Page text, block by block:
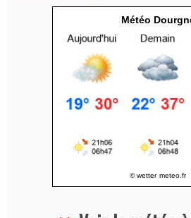
Météo
© wetter meteo.fr